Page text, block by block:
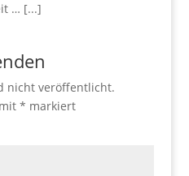
… [...]
nicht veröffentlicht.
* markiert